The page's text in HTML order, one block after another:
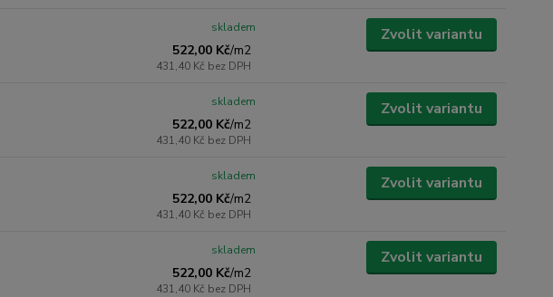
522,00 Kč/m2
431,40 Kč bez DPH
skladem Zvolit variantu
522,00 Kč/m2
431,40 Kč bez DPH
skladem Zvolit variantu
522,00 Kč/m2
431,40 Kč bez DPH
skladem Zvolit variantu
522,00 Kč/m2
431,40 Kč bez DPH
skladem Zvolit variantu